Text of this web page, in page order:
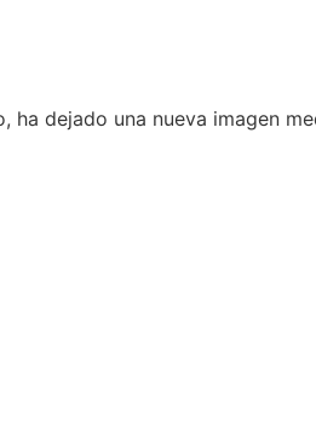
ha dejado una nueva imagen